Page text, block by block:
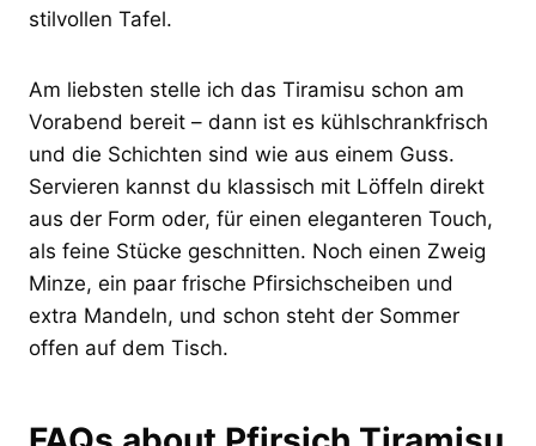
stilvollen Tafel.
Am liebsten stelle ich das Tiramisu schon am
Vorabend bereit – dann ist es kühlschrankfrisch
und die Schichten sind wie aus einem Guss.
Servieren kannst du klassisch mit Löffeln direkt
aus der Form oder, für einen eleganteren Touch,
als feine Stücke geschnitten. Noch einen Zweig
Minze, ein paar frische Pfirsichscheiben und
extra Mandeln, und schon steht der Sommer
offen auf dem Tisch.